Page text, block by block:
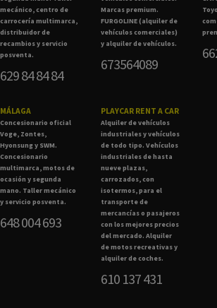
mecánico, centro de
carrocería multimarca,
distribuidor de
recambios y servicio
posventa.
629 84 84 84
Marcas premium.
FURGOLINE (alquiler de
vehículos comerciales)
y alquiler de vehículos.
673564089
MÁLAGA
Concesionario oficial
Voge, Zontes,
Hyonsung y SWM.
Concesionario
multimarca, motos de
ocasión y segunda
mano. Taller mecánico
y servicio posventa.
648 004 693
PLAYCAR RENT A CAR
Alquiler de vehículos
industriales y vehículos
de todo tipo. Vehículos
industriales de hasta
nueve plazas,
carrozados, con
isotermos, para el
transporte de
mercancías o pasajeros
con los mejores precios
del mercado. Alquiler
de motos recreativas y
alquiler de coches.
610 137 431